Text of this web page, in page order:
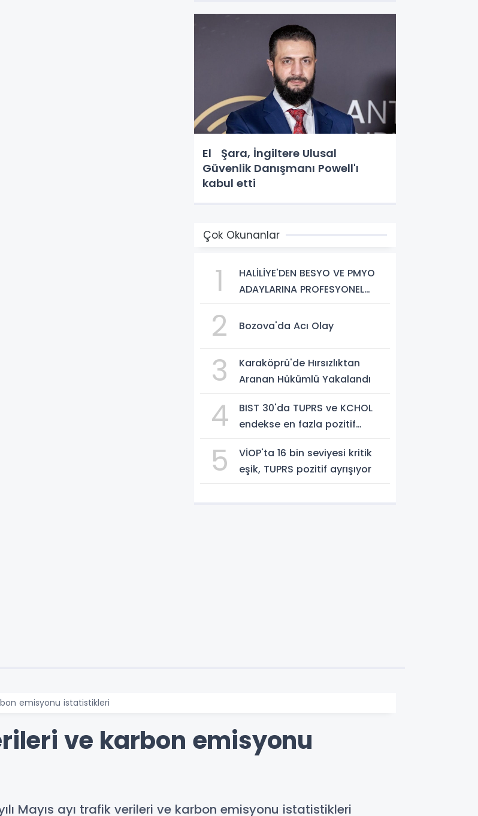
El Şara, İngiltere Ulusal
Güvenlik Danışmanı Powell'ı
kabul etti
Çok Okunanlar
1
HALİLİYE'DEN BESYO VE PMYO
ADAYLARINA PROFESYONEL
2 Bozova'da Acı Olay
3
Karaköprü'de Hırsızlıktan
Aranan Hükümlü Yakalandı
4
BIST 30'da TUPRS ve KCHOL
endekse en fazla pozitif
5
VİOP'ta 16 bin seviyesi kritik
eşik, TUPRS pozitif ayrışıyor
emisyonu istatistikleri
ve karbon emisyonu
Mayıs ayı trafik verileri ve karbon emisyonu istatistikleri